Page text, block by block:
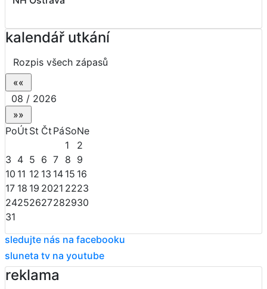
kalendář utkání
Rozpis všech zápasů
08 / 2026
PoÚt St Čt PáSoNe
1
2
3 4 5 6 7 8 9
10 11 12 13 14 15 16
17 18 19 2021 2223
24252627282930
31
sledujte nás na facebooku
sluneta tv na youtube
reklama